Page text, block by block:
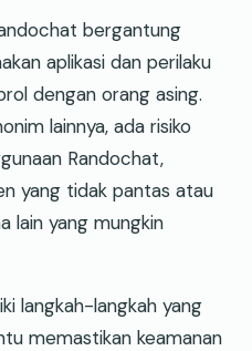
bergantung
aplikasi dan perilaku
dengan orang asing.
lainnya, ada risiko
Randochat,
yang tidak pantas atau
lain yang mungkin
langkah-langkah yang
memastikan keamanan